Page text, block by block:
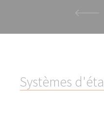
Systèmes d'éta